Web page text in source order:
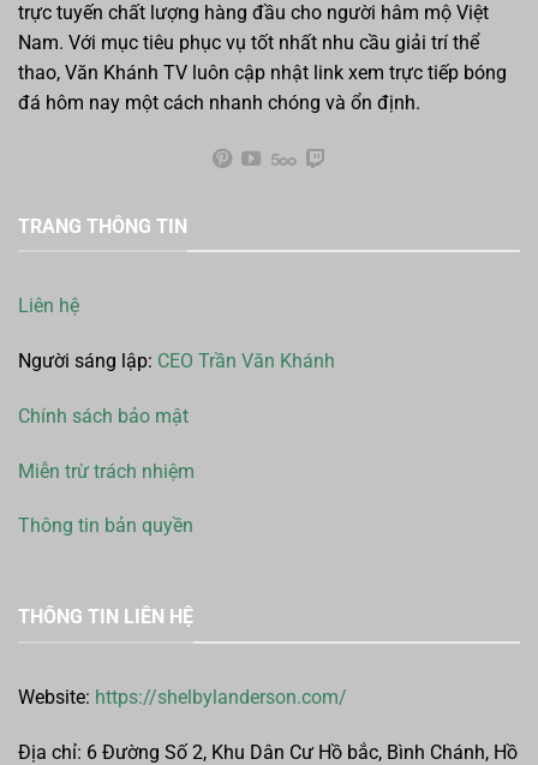
trực tuyến chất lượng hàng đầu cho người hâm mộ Việt
Nam. Với mục tiêu phục vụ tốt nhất nhu cầu giải trí thể
thao, Văn Khánh TV luôn cập nhật link xem trực tiếp bóng
đá hôm nay một cách nhanh chóng và ổn định.
TRANG THÔNG TIN
Liên hệ
Người sáng lập: CEO Trần Văn Khánh
Chính sách bảo mật
Miễn trừ trách nhiệm
Thông tin bản quyền
THÔNG TIN LIÊN HỆ
Website: https://shelbylanderson.com/
Địa chỉ: 6 Đường Số 2, Khu Dân Cư Hồ bắc, Bình Chánh, Hồ